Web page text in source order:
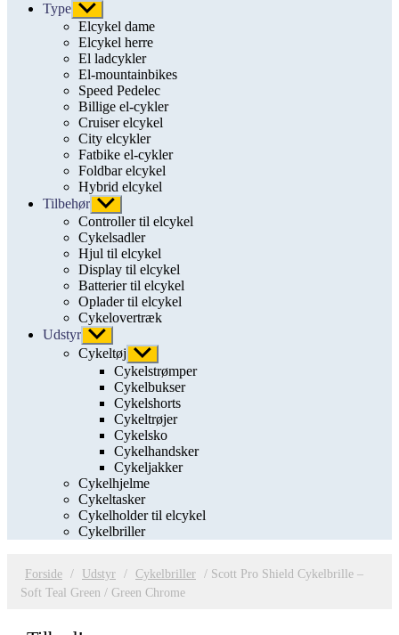
Type Vis
undermenu
Elcykel dame
Elcykel herre
El ladcykler
El-mountainbikes
Speed Pedelec
Billige el-cykler
Cruiser elcykel
City elcykler
Fatbike el-cykler
Foldbar elcykel
Hybrid elcykel
Tilbehør Vis
undermenu
Controller til elcykel
Cykelsadler
Hjul til elcykel
Display til elcykel
Batterier til elcykel
Oplader til elcykel
Cykelovertræk
Udstyr Vis
undermenu
Cykeltøj Vis
undermenu
Cykelstrømper
Cykelbukser
Cykelshorts
Cykeltrøjer
Cykelsko
Cykelhandsker
Cykeljakker
Cykelhjelme
Cykeltasker
Cykelholder til elcykel
Cykelbriller
Forside / Udstyr / Cykelbriller / Scott Pro Shield Cykelbrille –
Soft Teal Green / Green Chrome